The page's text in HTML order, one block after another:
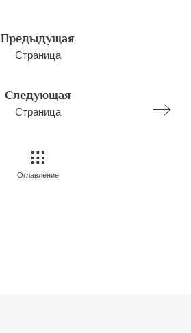
Предыдущая
Страница
Следующая
Страница
Оглавление